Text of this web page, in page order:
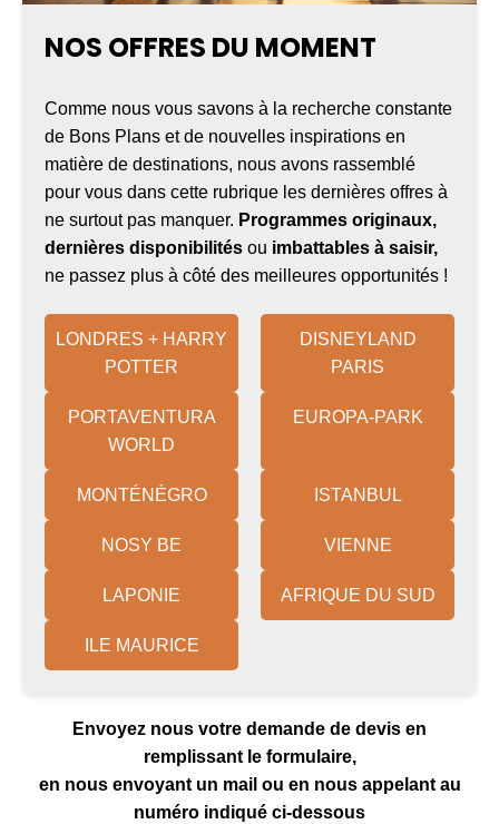
NOS OFFRES DU MOMENT
Comme nous vous savons à la recherche constante
de Bons Plans et de nouvelles inspirations en
matière de destinations, nous avons rassemblé
pour vous dans cette rubrique les dernières offres à
ne surtout pas manquer. Programmes originaux,
dernières disponibilités ou imbattables à saisir,
ne passez plus à côté des meilleures opportunités !
LONDRES + HARRY
POTTER
DISNEYLAND
PARIS
PORTAVENTURA
WORLD
EUROPA-PARK
MONTÉNÉGRO ISTANBUL
NOSY BE VIENNE
LAPONIE AFRIQUE DU SUD
ILE MAURICE
Envoyez nous votre demande de devis en
remplissant le formulaire,
en nous envoyant un mail ou en nous appelant au
numéro indiqué ci-dessous